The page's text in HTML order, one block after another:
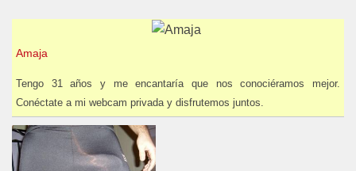
Amaja
Tengo 31 años y me encantaría que nos conociéramos mejor.
Conéctate a mi webcam privada y disfrutemos juntos.